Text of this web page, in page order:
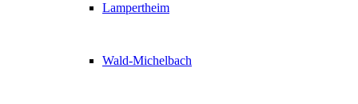
Lampertheim
Wald-Michelbach